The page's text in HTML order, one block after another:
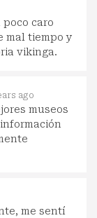
caro
mal tiempo y
vikinga.
ago
museos
me sentí